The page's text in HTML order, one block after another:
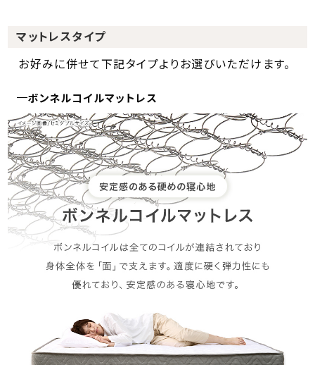
マットレスタイプ
お好みに併せて下記タイプよりお選びいただけます。
ボンネルコイルマットレス